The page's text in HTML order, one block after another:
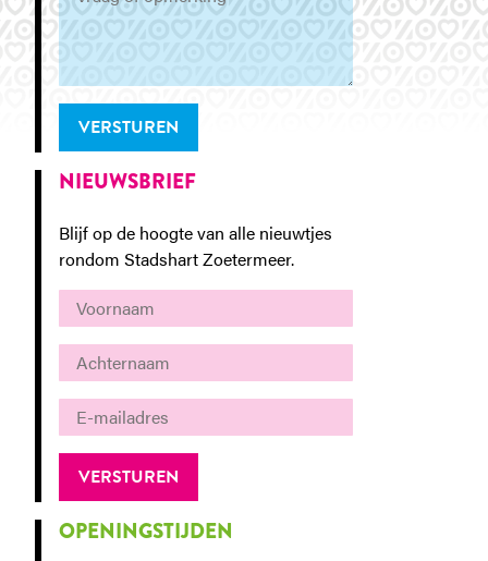
VERSTUREN
NIEUWSBRIEF
Blijf op de hoogte van alle nieuwtjes
rondom Stadshart Zoetermeer.
OPENINGSTIJDEN